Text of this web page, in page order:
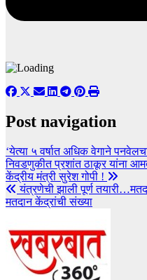
Post navigation
‘येत्या ५ वर्षात अधिक वेगाने
निवडणुकीत प्रशांत ठाकूर यांना
केंद्रीय मंत्री सुरेश गोपी !
यंत्रणेची झाली पूर्ण
मतदान केंद्रांची संख्या